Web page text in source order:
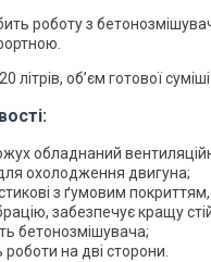
роботу з
об’єм готової суміші
обладнаний
охолодження двигуна;
з ґумовим
забезпечує кращу
бетонозмішувача;
на дві сторони.